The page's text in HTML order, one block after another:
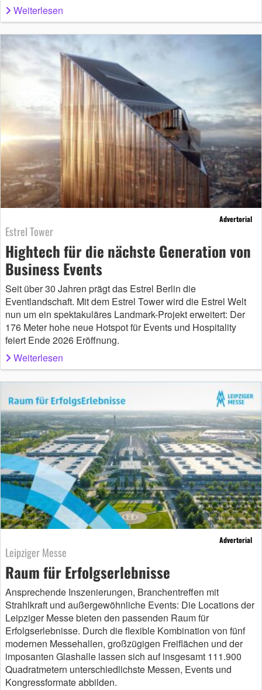
Weiterlesen
Advertorial
Estrel Tower
Hightech für die nächste Generation von
Business Events
Seit über 30 Jahren prägt das Estrel Berlin die
Eventlandschaft. Mit dem Estrel Tower wird die Estrel Welt
nun um ein spektakuläres Landmark-Projekt erweitert: Der
176 Meter hohe neue Hotspot für Events und Hospitality
feiert Ende 2026 Eröffnung.
Weiterlesen
Advertorial
Leipziger Messe
Raum für Erfolgserlebnisse
Ansprechende Inszenierungen, Branchentreffen mit
Strahlkraft und außergewöhnliche Events: Die Locations der
Leipziger Messe bieten den passenden Raum für
Erfolgserlebnisse. Durch die flexible Kombination von fünf
modernen Messehallen, großzügigen Freiflächen und der
imposanten Glashalle lassen sich auf insgesamt 111.900
Quadratmetern unterschiedlichste Messen, Events und
Kongressformate abbilden.